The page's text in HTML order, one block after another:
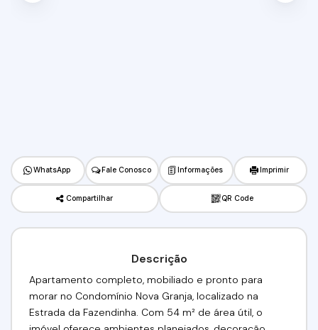
WhatsApp Fale Conosco Informações Imprimir
Compartilhar QR Code
Descrição
Apartamento completo, mobiliado e pronto para
morar no Condomínio Nova Granja, localizado na
Estrada da Fazendinha. Com 54 m² de área útil, o